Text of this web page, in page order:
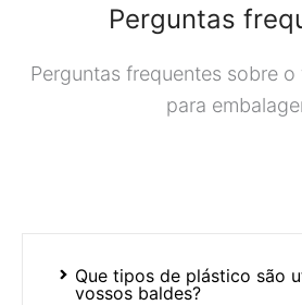
Perguntas
Perguntas frequentes sobre
para
Que tipos de plástico são
vossos baldes?